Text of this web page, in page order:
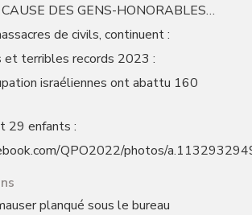
DES GENS-HONORABLES…
de civils, continuent :
et terribles records 2023 :
israéliennes ont abattu 160
29 enfants :
QPO2022/photos/
planqué sous le bureau